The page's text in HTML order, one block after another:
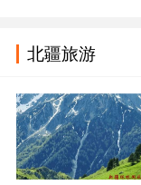
北疆旅游